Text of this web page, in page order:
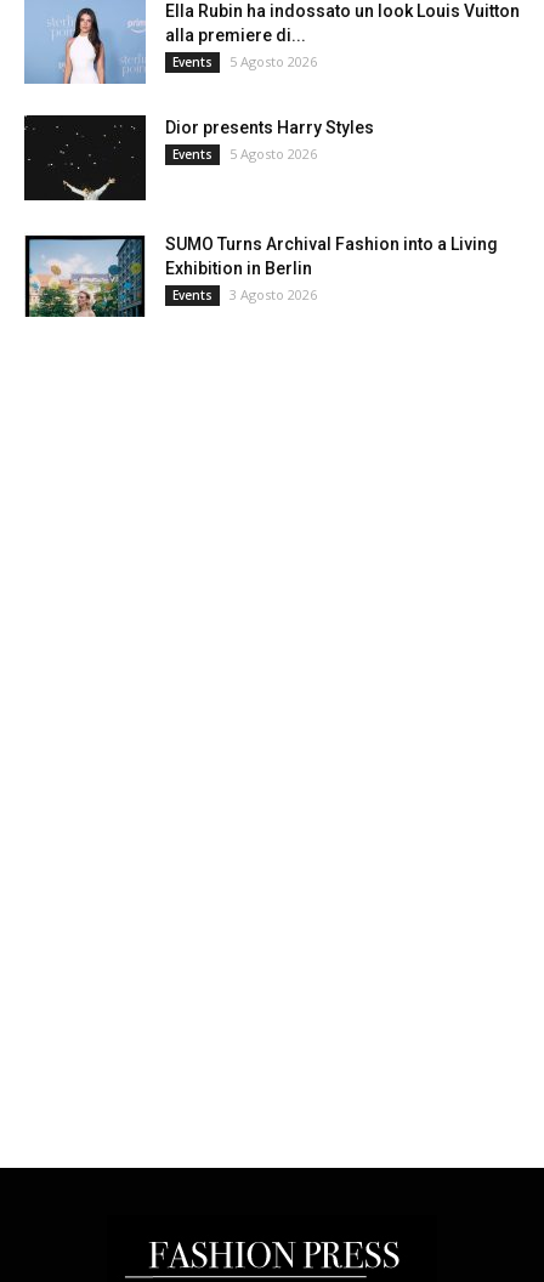
Ella Rubin ha indossato un look Louis Vuitton
alla premiere di...
Events 5 Agosto 2026
Dior presents Harry Styles
Events 5 Agosto 2026
SUMO Turns Archival Fashion into a Living
Exhibition in Berlin
Events 3 Agosto 2026